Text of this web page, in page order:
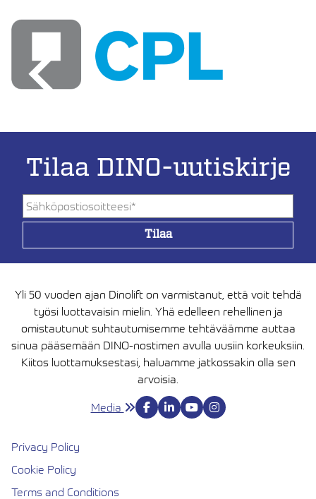
Tilaa DINO-uutiskirje
Yli 50 vuoden ajan Dinolift on varmistanut, että voit tehdä
työsi luottavaisin mielin. Yhä edelleen rehellinen ja
omistautunut suhtautumisemme tehtäväämme auttaa
sinua pääsemään DINO-nostimen avulla uusiin korkeuksiin.
Kiitos luottamuksestasi, haluamme jatkossakin olla sen
arvoisia.
Media
Privacy Policy
Cookie Policy
Terms and Conditions